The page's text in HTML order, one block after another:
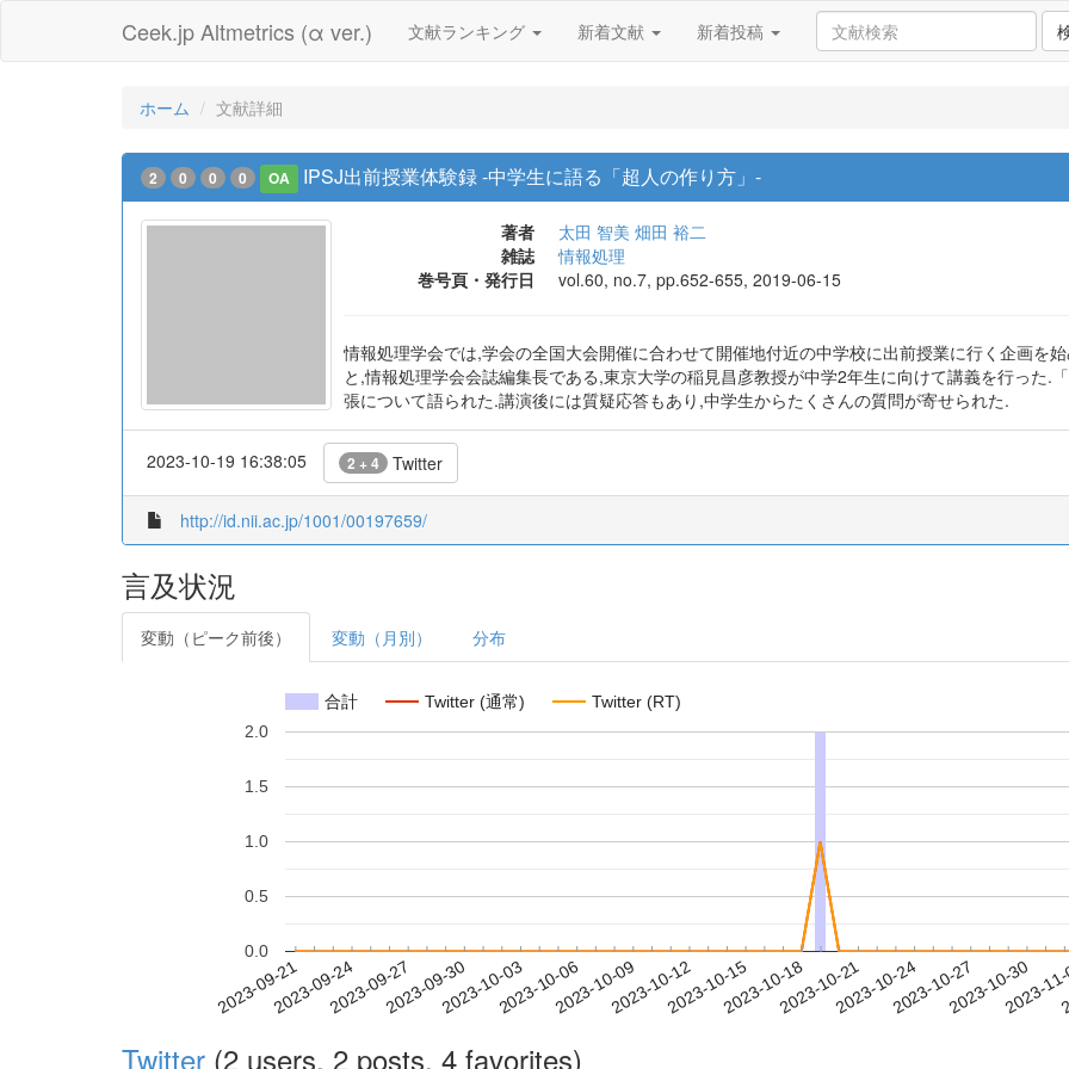
Ceek.jp Altmetrics (α ver.) 文献ランキング 新着文献 新着投稿
ホーム 文献詳細
2 0 0 0 OA IPSJ出前授業体験録 -中学生に語る「超人の作り方」-
著者 太田 智美 畑田 裕二
雑誌
情報処理
巻号頁・発行日
vol.60, no.7, pp.652-655, 2019-06-15
情報処理学会では,学会の全国大会開催に合わせて開催地付近の中学校に出前授業に行く企画を
と,情報処理学会会誌編集長である,東京大学の稲見昌彦教授が中学2年生に向けて講義を行った.
張について語られた.講演後には質疑応答もあり,中学生からたくさんの質問が寄せられた.
2023-10-19 16:38:05 2 + 4 Twitter
http://id.nii.ac.jp/1001/00197659/
言及状況
変動（ピーク前後） 変動（月別） 分布
合計 Twitter (通常) Twitter (RT)
2023-09-212023-09-242023-09-272023-09-302023-10-032023-10-062023-10-092023-10-122023-10-152023-10-182023-10-212023-10-242023-10-272023-10-30
2023-
0.0
0.5
1.0
1.5
2.0
Twitter (2 users, 2 posts, 4 favorites)